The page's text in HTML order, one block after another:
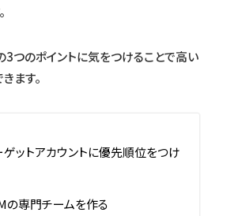
3つのポイントに気をつけることで高い
ます。
ゲットアカウントに優先順位をつけ
の専門チームを作る